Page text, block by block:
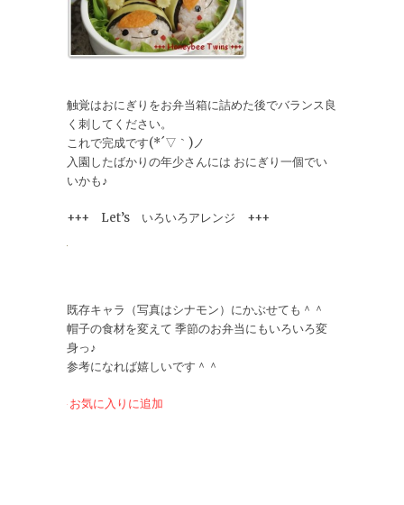
触覚はおにぎりをお弁当箱に詰めた後でバランス良
く刺してください。
これで完成です(*´▽｀)ノ
入園したばかりの年少さんには おにぎり一個でい
いかも♪
+++ Let’s いろいろアレンジ +++
既存キャラ（写真はシナモン）にかぶせても＾＾
帽子の食材を変えて 季節のお弁当にもいろいろ変
身っ♪
参考になれば嬉しいです＾＾
お気に入りに追加